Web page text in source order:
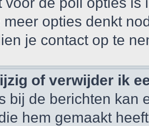
meer opties denkt
je contact op te
of verwijder ik
bij de berichten kan
hem gemaakt